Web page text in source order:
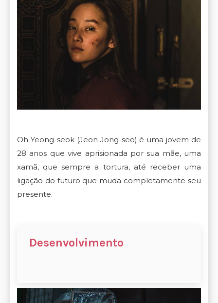
Oh Yeong-seok (Jeon Jong-seo) é uma jovem de
28 anos que vive aprisionada por sua mãe, uma
xamã, que sempre a tortura, até receber uma
ligação do futuro que muda completamente seu
presente.
Desenvolvimento